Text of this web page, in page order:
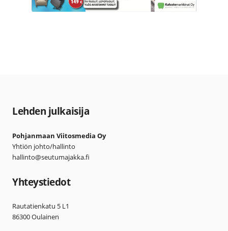
Lehden julkaisija
Pohjanmaan Viitosmedia Oy
Yhtiön johto/hallinto
hallinto@seutumajakka.fi
Yhteystiedot
Rautatienkatu 5 L1
86300 Oulainen